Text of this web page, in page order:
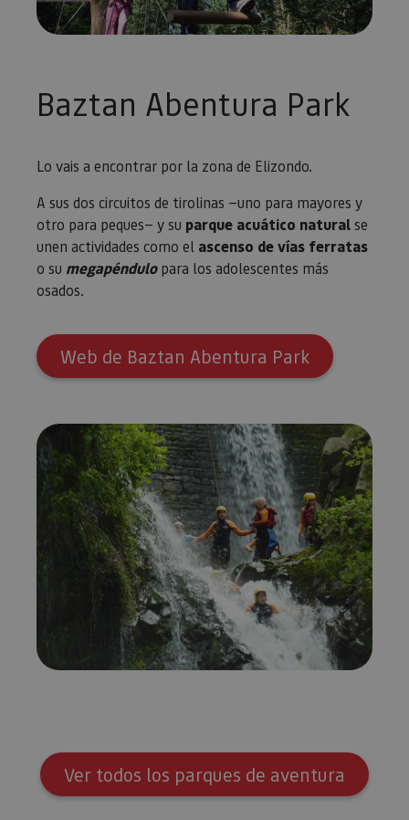
Baztan Abentura Park
Lo vais a encontrar por la zona de Elizondo.
A sus dos circuitos de tirolinas —uno para mayores y
otro para peques— y su parque acuático naturalse
unen actividades como el ascenso de vías ferratas
o su megapéndulo para los adolescentes más
osados.
Web de Baztan Abentura Park
Ver todos los parques de aventura